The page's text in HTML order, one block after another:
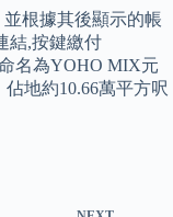
根據其後顯示的帳
結,按鍵繳付
名為YOHO MIX元
地約10.66萬平方呎